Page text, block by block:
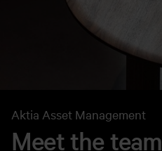
Aktia Asset Management
Meet the team